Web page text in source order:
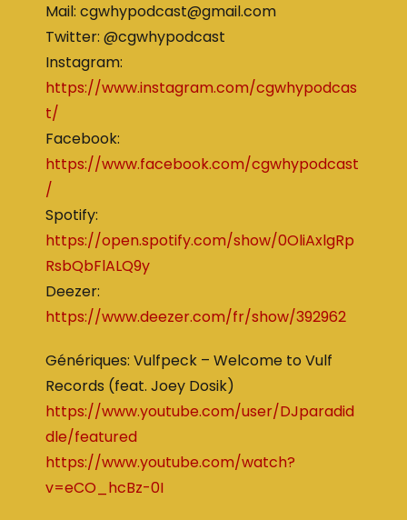
Mail: cgwhypodcast@gmail.com
Twitter: @cgwhypodcast
Instagram:
https://www.instagram.com/cgwhypodcas
t/
Facebook:
https://www.facebook.com/cgwhypodcast
/
Spotify:
https://open.spotify.com/show/0OliAxlgRp
RsbQbFlALQ9y
Deezer:
https://www.deezer.com/fr/show/392962
Génériques: Vulfpeck – Welcome to Vulf
Records (feat. Joey Dosik)
https://www.youtube.com/user/DJparadid
dle/featured
https://www.youtube.com/watch?
v=eCO_hcBz-0I